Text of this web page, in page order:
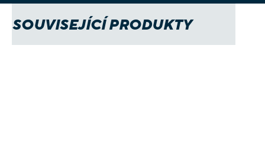
SOUVISEJÍCÍ PRODUKTY